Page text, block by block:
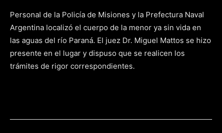
Personal de la Policía de Misiones y la Prefectura Naval
Argentina localizó el cuerpo de la menor ya sin vida en
las aguas del río Paraná. El juez Dr. Miguel Mattos se hizo
presente en el lugar y dispuso que se realicen los
trámites de rigor correspondientes.